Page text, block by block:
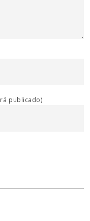
publicado)